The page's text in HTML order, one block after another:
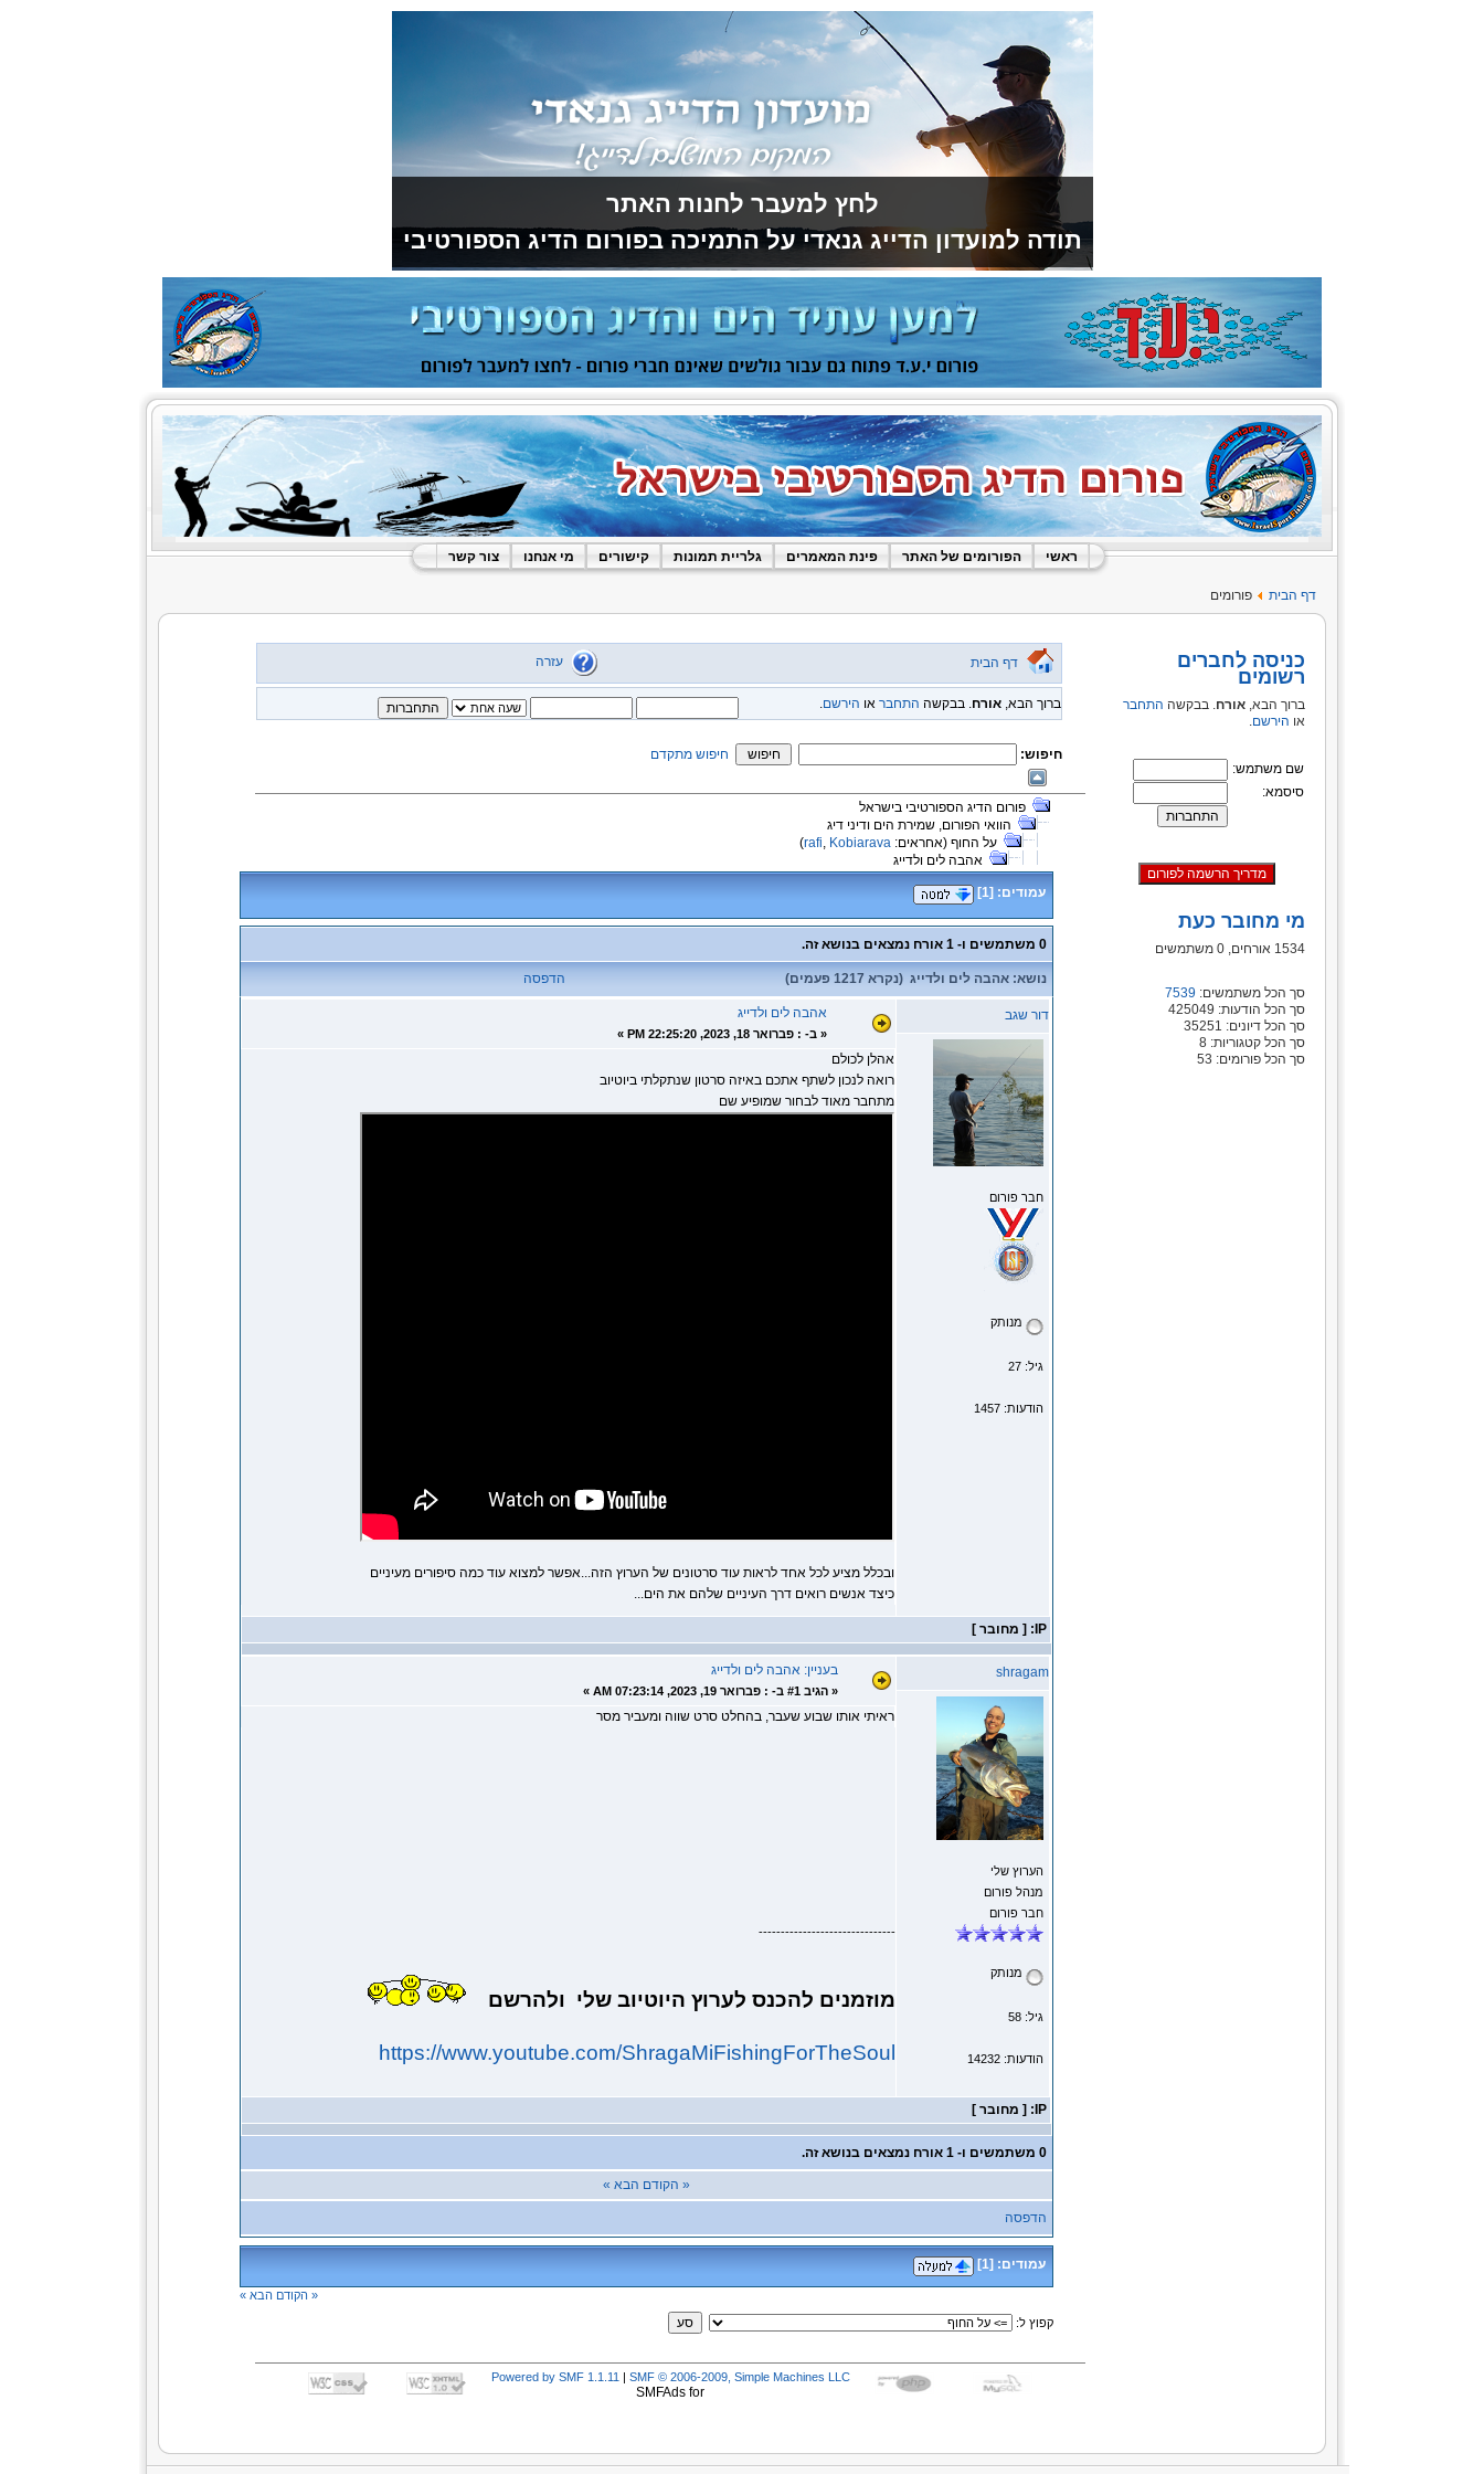
לחץ למעבר לחנות האתר
תודה למועדון הדייג גנאדי על התמיכה בפורום הדיג הספורטיבי
ראשי הפורומים של האתר פינת המאמרים גלריית תמונות קישורים מי אנחנו צור קשר
דף הבית פורומים
כניסה לחברים
רשומים
ברוך הבא, אורח. בבקשה התחבר
או הירשם.
שם משתמש:
סיסמא:
מי מחובר כעת
1534 אורחים, 0 משתמשים
סך הכל משתמשים: 7539
סך הכל הודעות: 425049
סך הכל דיונים: 35251
סך הכל קטגוריות: 8
סך הכל פורומים: 53
דף הבית עזרה
ברוך הבא, אורח. בבקשה התחבר או הירשם.
חיפוש: חיפוש מתקדם
פורום הדיג הספורטיבי בישראל
הוואי הפורום, שמירת הים ודיני דיג
על החוף (אחראים: rafi, Kobiarava
)
אהבה לים ולדייג
עמודים: [
1
]
0 משתמשים ו- 1 אורח נמצאים בנושא זה.
נושא: אהבה לים ולדייג (נקרא 1217 פעמים) הדפסה
דור שגב
חבר פורום
מנותק
גיל: 27
הודעות: 1457
אהבה לים ולדייג
« ב- : פברואר 18, 2023, 22:25:20 PM »
אהלן לכולם
רואה לנכון לשתף אתכם באיזה סרטון שנתקלתי ביוטיוב
מתחבר מאוד לבחור שמופיע שם
ובכלל מציע לכל אחד לראות עוד סרטונים של הערוץ הזה...אפשר למצוא עוד כמה סיפורים מעיניים
כיצד אנשים רואים דרך העיניים שלהם את הים...
shragam
הערוץ שלי
מנהל פורום
חבר פורום
מנותק
גיל: 58
הודעות: 14232
בעניין: אהבה לים ולדייג
« הגיב #1 ב- : פברואר 19, 2023, 07:23:14 AM »
ראיתי אותו שבוע שעבר, בהחלט סרט שווה ומעביר מסר
-------------------------------
מוזמנים להכנס לערוץ היוטיוב שלי ולהרשם
https://www.youtube.com/ShragaMiFishingForTheSoul
0 משתמשים ו- 1 אורח נמצאים בנושא זה.
« הקודם הבא »
הדפסה
עמודים: [
1
]
« הקודם הבא »
קפוץ ל:
Powered by SMF 1.1.11 | SMF © 2006-2009, Simple Machines LLC
SMFAds for